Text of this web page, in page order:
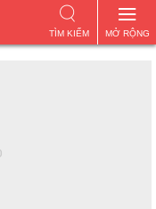
MỞ RỘNG
TÌM KIẾM